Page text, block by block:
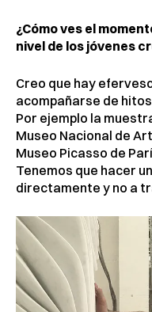
¿Cómo ves el
nivel de los jóvenes
Creo que hay
acompañarse de
Por ejemplo la
Museo Nacional de
Museo Picasso de
Tenemos que hacer
directamente y no a